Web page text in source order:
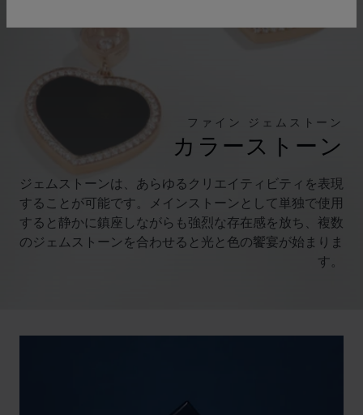
ファイン ジェムストーン
カラーストーン
ジェムストーンは、あらゆるクリエイティビティを表現
することが可能です。メインストーンとして単独で使用
すると静かに鎮座しながらも強烈な存在感を放ち、複数
のジェムストーンを合わせると光と色の饗宴が始まりま
す。